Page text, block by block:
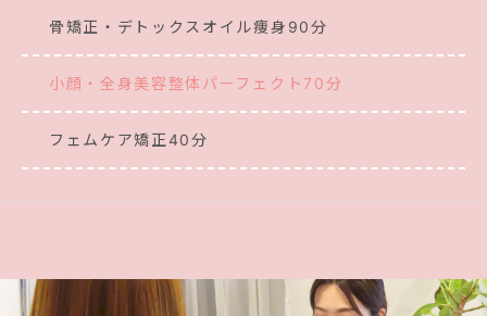
骨矯正・デトックスオイル痩身90分
小顔・全身美容整体パーフェクト70分
フェムケア矯正40分